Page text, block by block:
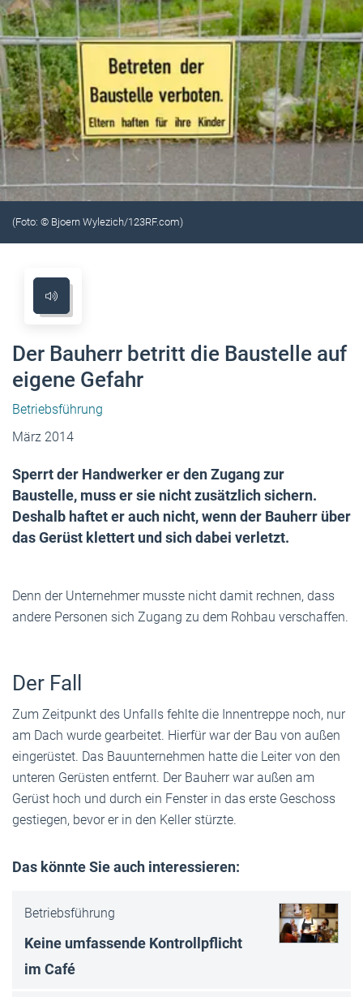
(Foto: © Bjoern Wylezich/123RF.com)
Der Bauherr betritt die Baustelle auf
eigene Gefahr
Betriebsführung
März 2014
Sperrt der Handwerker er den Zugang zur
Baustelle, muss er sie nicht zusätzlich sichern.
Deshalb haftet er auch nicht, wenn der Bauherr über
das Gerüst klettert und sich dabei verletzt.
Denn der Unternehmer musste nicht damit rechnen, dass
andere Personen sich Zugang zu dem Rohbau verschaffen.
Der Fall
Zum Zeitpunkt des Unfalls fehlte die Innentreppe noch, nur
am Dach wurde gearbeitet. Hierfür war der Bau von außen
eingerüstet. Das Bauunternehmen hatte die Leiter von den
unteren Gerüsten entfernt. Der Bauherr war außen am
Gerüst hoch und durch ein Fenster in das erste Geschoss
gestiegen, bevor er in den Keller stürzte.
Das könnte Sie auch interessieren:
Betriebsführung
Keine umfassende Kontrollpflicht
im Café